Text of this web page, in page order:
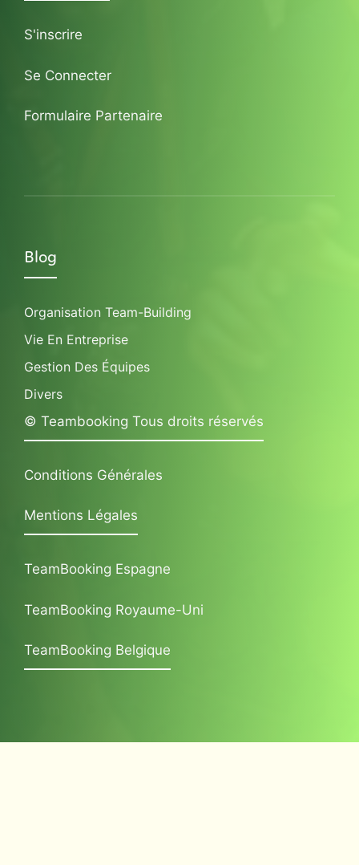
S'inscrire
Se Connecter
Formulaire Partenaire
Blog
Organisation Team-Building
Vie En Entreprise
Gestion Des Équipes
Divers
© Teambooking Tous droits réservés
Conditions Générales
Mentions Légales
TeamBooking Espagne
TeamBooking Royaume-Uni
TeamBooking Belgique